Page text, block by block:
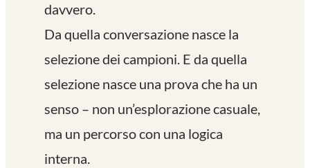
davvero.
Da quella conversazione nasce la
selezione dei campioni. E da quella
selezione nasce una prova che ha un
senso – non un’esplorazione casuale,
ma un percorso con una logica
interna.